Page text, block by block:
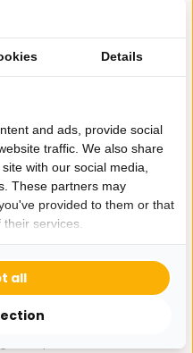
ons
Details
and ads, provide social
traffic. We also share
with our social media,
These partners may
provided to them or that
services.
all